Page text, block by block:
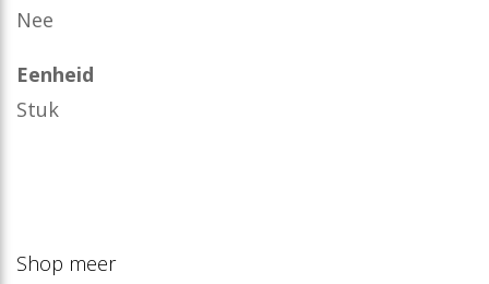
Nee
Eenheid
Stuk
Shop meer